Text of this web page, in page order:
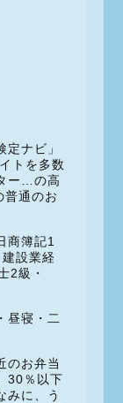
定ナビ」
トを多数
ー…の高
普通のお
商簿記1
設業経
2級・
昼寝・二
のお弁当
30％以下
みに、う